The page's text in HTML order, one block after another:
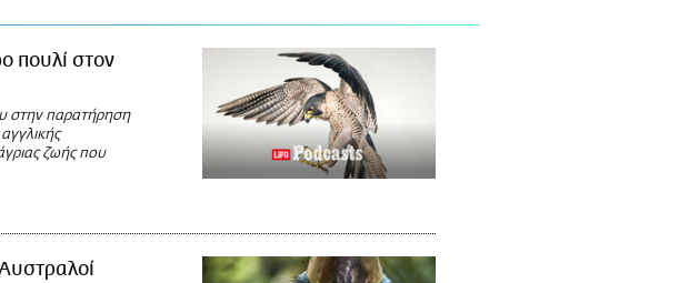
πουλί στον
στην παρατήρηση
ζωής που